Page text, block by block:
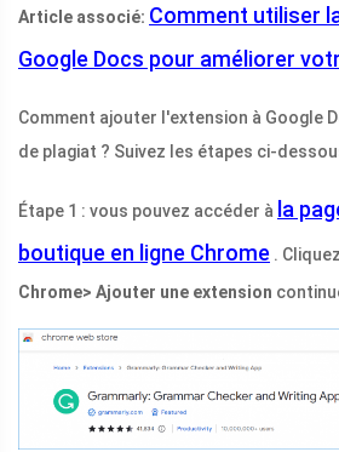
Article associé: Comment utiliser
Google Docs pour améliorer
Comment ajouter l'extension à Google
de plagiat ? Suivez les étapes ci-
Étape 1 : vous pouvez accéder à la
boutique en ligne Chrome .
Chrome> Ajouter une extension